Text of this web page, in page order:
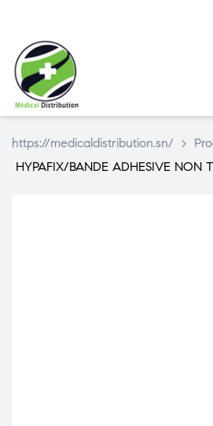
https://medicaldistribution.sn/ >
HYPAFIX/BANDE ADHESIVE NON